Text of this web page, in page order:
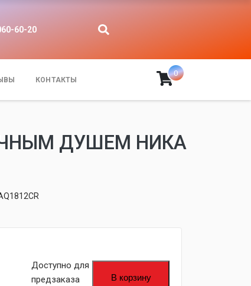
60-20
КОНТАКТЫ
0
ДУШЕМ НИКА
Доступно для
предзаказа
В корзину